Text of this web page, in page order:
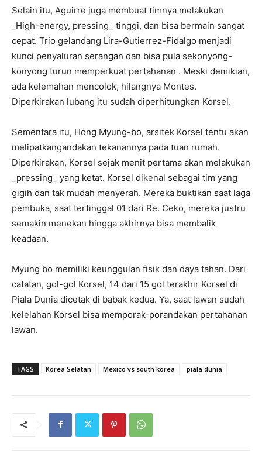
Selain itu, Aguirre juga membuat timnya melakukan
_High-energy, pressing_ tinggi, dan bisa bermain sangat
cepat. Trio gelandang Lira-Gutierrez-Fidalgo menjadi
kunci penyaluran serangan dan bisa pula sekonyong-
konyong turun memperkuat pertahanan . Meski demikian,
ada kelemahan mencolok, hilangnya Montes.
Diperkirakan lubang itu sudah diperhitungkan Korsel.
Sementara itu, Hong Myung-bo, arsitek Korsel tentu akan
melipatkangandakan tekanannya pada tuan rumah.
Diperkirakan, Korsel sejak menit pertama akan melakukan
_pressing_ yang ketat. Korsel dikenal sebagai tim yang
gigih dan tak mudah menyerah. Mereka buktikan saat laga
pembuka, saat tertinggal 01 dari Re. Ceko, mereka justru
semakin menekan hingga akhirnya bisa membalik
keadaan.
Myung bo memiliki keunggulan fisik dan daya tahan. Dari
catatan, gol-gol Korsel, 14 dari 15 gol terakhir Korsel di
Piala Dunia dicetak di babak kedua. Ya, saat lawan sudah
kelelahan Korsel bisa memporak-porandakan pertahanan
lawan.
TAGS Korea Selatan Mexico vs south korea piala dunia